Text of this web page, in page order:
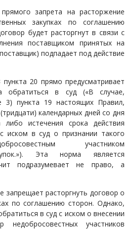
запрета на расторжение
закупках по соглашению
будет расторгнут в связи с
поставщиком принятых на
подпадает под действие
20 прямо предусматривает
обратиться в суд («В случае,
3) пункта 19 настоящих Правил,
календарных дней со дня
либо истечения срока действия
иском в суд о признании такого
участником
Эта норма является
подразумевает не право, а
запрещает расторгнуть договор о
по соглашению сторон. Однако,
в суд с иском о внесении
участников